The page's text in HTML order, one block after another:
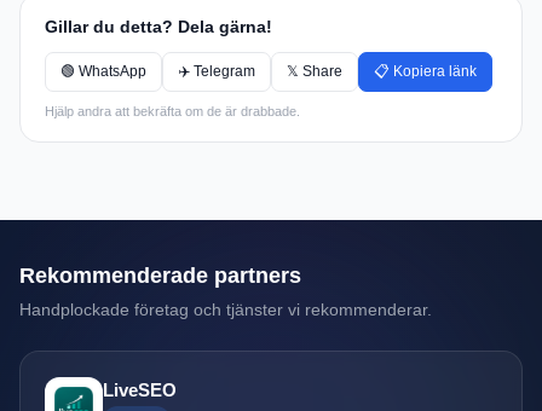
Gillar du detta? Dela gärna!
🟢 WhatsApp ✈️ Telegram 𝕏 Share 📋 Kopiera länk
Hjälp andra att bekräfta om de är drabbade.
Rekommenderade partners
Handplockade företag och tjänster vi rekommenderar.
LiveSEO